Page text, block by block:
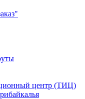
центр (ТИЦ)